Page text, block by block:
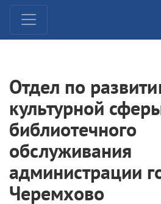
Отдел по
культурной
библиотечного
обслуживания
администрации
Черемхово